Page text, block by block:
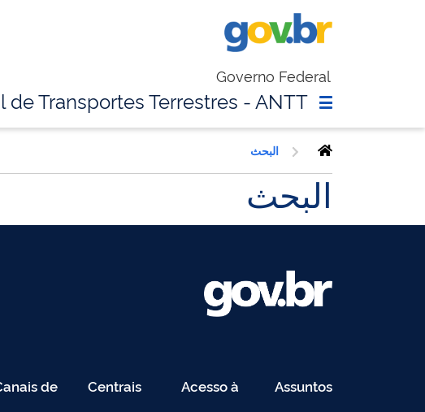
Governo Federal
de Transportes Terrestres - ANTT
البحث
البحث
Assuntos
Acesso à
Centrais
de